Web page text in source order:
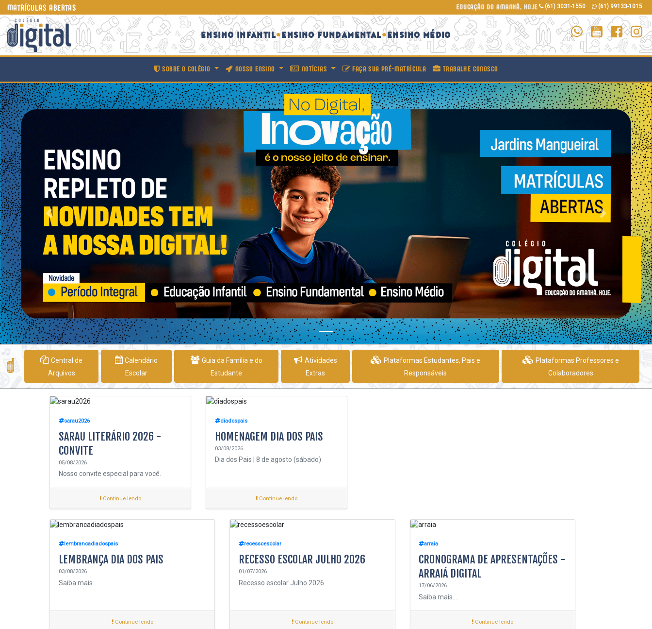
MATRÍCULAS ABERTAS EDUCAÇÃO DO AMANHÃ, HOJE (61) 3031-1550 (61) 99133-1015
ENSINO INFANTIL•ENSINO FUNDAMENTAL•ENSINO MÉDIO
SOBRE O COLÉGIO NOSSO ENSINO NOTÍCIAS FAÇA SUA PRÉ-MATRÍCULA TRABALHE CONOSCO
Anterior Próximo
Central de
Arquivos
Calendário
Escolar
Guia da Família e do
Estudante
Atividades
Extras
Plataformas Estudantes, Pais e
Responsáveis
Plataformas Professores e
Colaboradores
sarau2026
SARAU LITERÁRIO 2026 -
CONVITE
05/08/2026
Nosso convite especial para você.
Continue lendo
diadospais
HOMENAGEM DIA DOS PAIS
03/08/2026
Dia dos Pais | 8 de agosto (sábado)
Continue lendo
lembrancadiadospais
LEMBRANÇA DIA DOS PAIS
03/08/2026
Saiba mais.
Continue lendo
recessoescolar
RECESSO ESCOLAR JULHO 2026
01/07/2026
Recesso escolar Julho 2026
Continue lendo
arraia
CRONOGRAMA DE APRESENTAÇÕES -
ARRAIÁ DIGITAL
17/06/2026
Saiba mais...
Continue lendo